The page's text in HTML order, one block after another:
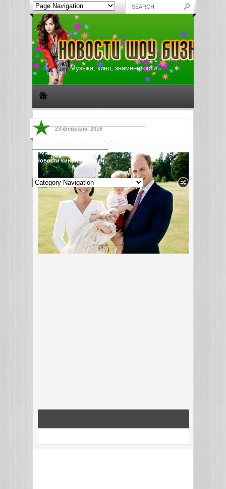
Музыка, кино, знаменитости
Жизнь звезд Музыкальные новости
Новости киноиндустрии
23 февраля, 2016